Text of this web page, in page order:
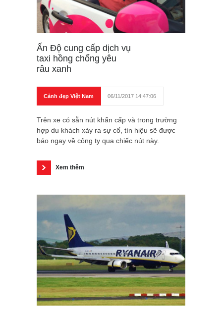
Ấn Độ cung cấp dịch vụ
taxi hồng chống yêu
râu xanh
Cảnh đẹp Việt Nam 06/11/2017 14:47:06
Trên xe có sẵn nút khẩn cấp và trong trường
hợp du khách xảy ra sự cố, tín hiệu sẽ được
báo ngay về công ty qua chiếc nút này.
Xem thêm